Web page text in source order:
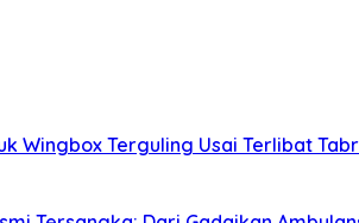
Wingbox Terguling Usai Terlibat